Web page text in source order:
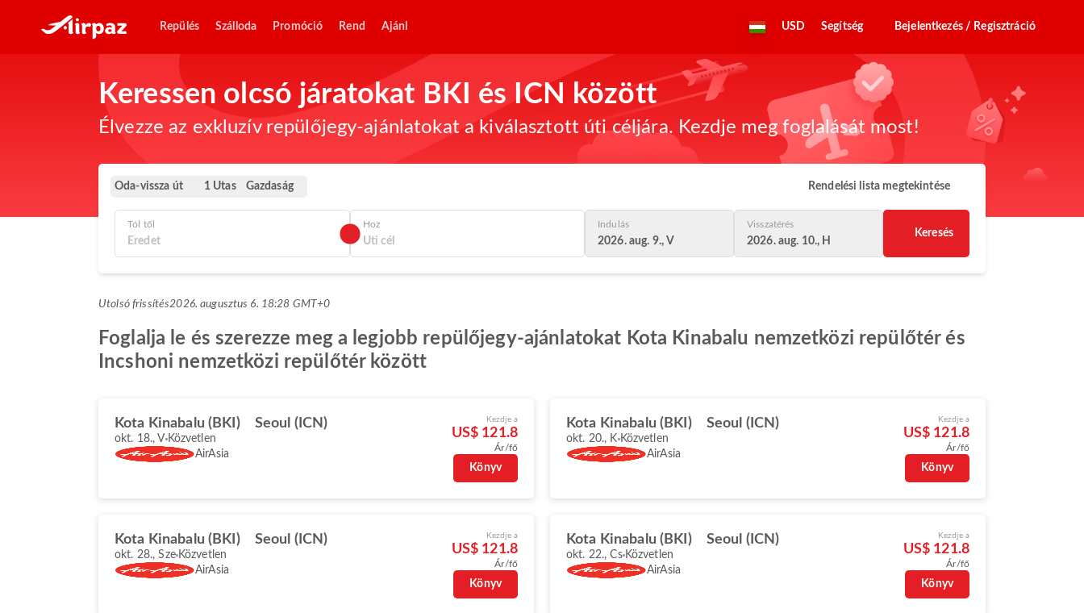
Repülés Szálloda Promóció Rend Ajánl USD Segítség Bejelentkezés / Regisztráció
Keressen olcsó járatokat BKI és ICN között
Élvezze az exkluzív repülőjegy-ajánlatokat a kiválasztott úti céljára. Kezdje meg foglalását most!
Oda-vissza út 1 Utas Gazdaság Rendelési lista megtekintése
Tól től Hoz Indulás
2026. aug. 9., V
Visszatérés
2026. aug. 10., H
Keresés
Utolsó frissítés2026. augusztus 6. 18:28 GMT+0
Foglalja le és szerezze meg a legjobb repülőjegy-ajánlatokat Kota Kinabalu nemzetközi repülőtér és
Incshoni nemzetközi repülőtér között
Kota Kinabalu (BKI) Seoul (ICN)
okt. 18., V Közvetlen
AirAsia
Kezdje a
US$ 121.8
Ár/fő
Könyv
Kota Kinabalu (BKI) Seoul (ICN)
okt. 20., K Közvetlen
AirAsia
Kezdje a
US$ 121.8
Ár/fő
Könyv
Kota Kinabalu (BKI) Seoul (ICN)
okt. 28., Sze Közvetlen
AirAsia
Kezdje a
US$ 121.8
Ár/fő
Könyv
Kota Kinabalu (BKI) Seoul (ICN)
okt. 22., Cs Közvetlen
AirAsia
Kezdje a
US$ 121.8
Ár/fő
Könyv